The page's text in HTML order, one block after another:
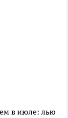
в июле: лью